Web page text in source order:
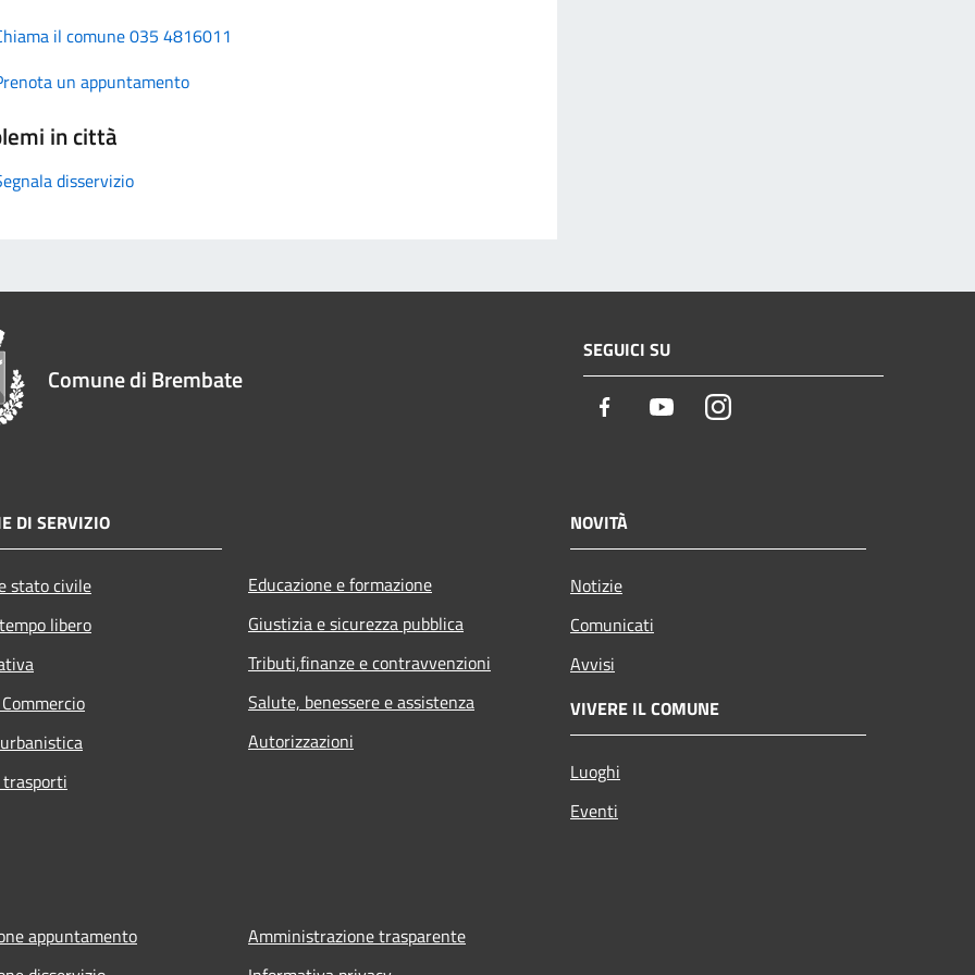
il comune 035 4816011
un appuntamento
in città
disservizio
Comune di Brembate
SEGUICI SU
Facebook YoutubeInstagram
DI SERVIZIO
stato civile
libero
Educazione e formazione
Giustizia e sicurezza pubblica
Tributi,finanze e contravvenzioni
Salute, benessere e assistenza
Autorizzazioni
NOVITÀ
Notizie
Comunicati
Avvisi
VIVERE IL COMUNE
Luoghi
Eventi
appuntamento
Amministrazione trasparente